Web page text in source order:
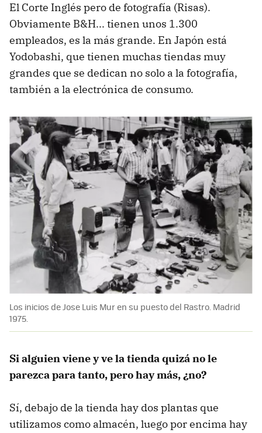
El Corte Inglés pero de fotografía (Risas).
Obviamente B&H... tienen unos 1.300
empleados, es la más grande. En Japón está
Yodobashi, que tienen muchas tiendas muy
grandes que se dedican no solo a la fotografía,
también a la electrónica de consumo.
Los inicios de Jose Luis Mur en su puesto del Rastro. Madrid
1975.
Si alguien viene y ve la tienda quizá no le
parezca para tanto, pero hay más, ¿no?
Sí, debajo de la tienda hay dos plantas que
utilizamos como almacén, luego por encima hay